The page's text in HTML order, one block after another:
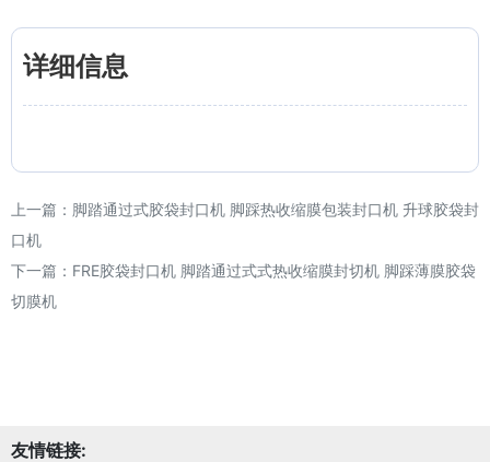
详细信息
上一篇： 脚踏通过式胶袋封口机 脚踩热收缩膜包装封口机 升球胶袋封
口机
下一篇： FRE胶袋封口机 脚踏通过式式热收缩膜封切机 脚踩薄膜胶袋
切膜机
友情链接: